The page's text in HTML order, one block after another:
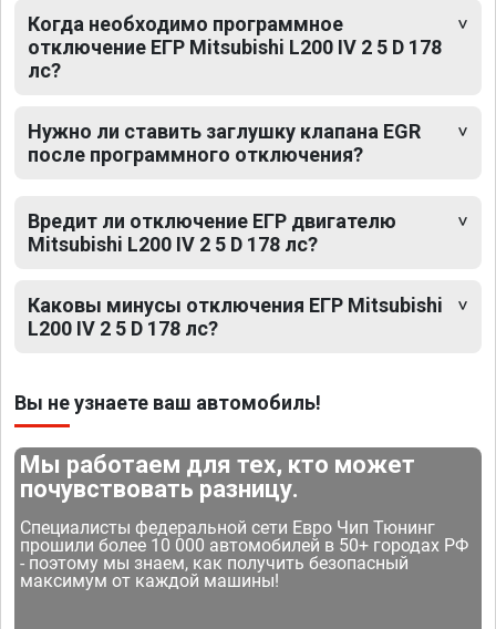
Когда необходимо программное
отключение ЕГР Mitsubishi L200 IV 2 5 D 178
лс?
Нужно ли ставить заглушку клапана EGR
после программного отключения?
Вредит ли отключение ЕГР двигателю
Mitsubishi L200 IV 2 5 D 178 лс?
Каковы минусы отключения ЕГР Mitsubishi
L200 IV 2 5 D 178 лс?
Вы не узнаете ваш автомобиль!
Мы работаем для тех, кто может
почувствовать разницу.
Специалисты федеральной сети Евро Чип Тюнинг
прошили более 10 000 автомобилей в 50+ городах РФ
- поэтому мы знаем, как получить безопасный
максимум от каждой машины!